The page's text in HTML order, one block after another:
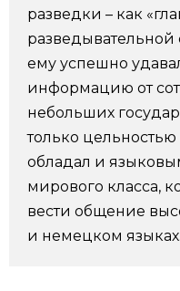
Экономика
Общество
Культура
Жизнь
Технологии
Семья
Еда и напитки
разведки – как
разведывательной
ему успешно
информацию от
небольших
только цельностью
обладал и
мирового класса,
вести общение
и немецком языках.